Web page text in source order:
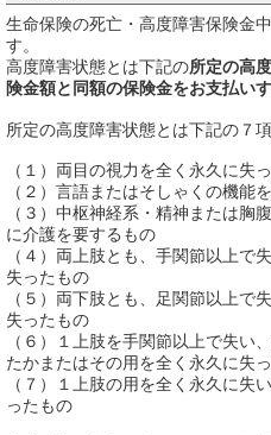
生命保険の死亡・高度障害保険金
す。
高度障害状態とは下記の所定の高
険金額と同額の保険金をお支払い
所定の高度障害状態とは下記の７項
（１）両目の視力を全く永久に失
（２）言語またはそしゃくの機能
（３）中枢神経系・精神または胸
に介護を要するもの
（４）両上肢とも、手関節以上で
失ったもの
（５）両下肢とも、足関節以上で
失ったもの
（６）１上肢を手関節以上で失い
たかまたはその用を全く永久に失
（７）１上肢の用を全く永久に失
ったもの